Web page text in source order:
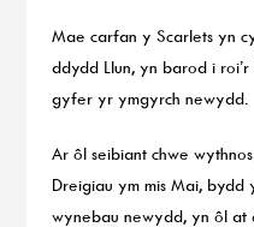
Mae carfan y Scarlets yn
ddydd Llun, yn barod i
gyfer yr ymgyrch newydd.
Ar ôl seibiant chwe
Dreigiau ym mis Mai, bydd
wynebau newydd, yn ôl at